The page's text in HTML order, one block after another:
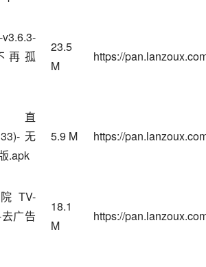
再孤
23.5
M
https://
直
无
.apk
5.9 M https://
TV-
广告
18.1
M
https://